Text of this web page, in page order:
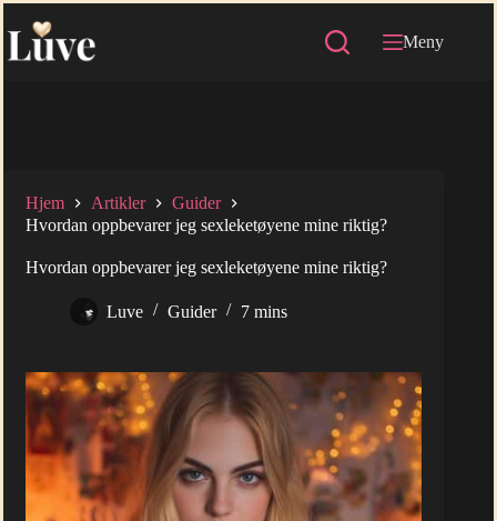
til
innholdet
Meny
Hjem Artikler
Guider
Hvordan oppbevarer jeg sexleketøyene mine riktig?
Hvordan oppbevarer jeg sexleketøyene mine riktig?
Luve Guider 7 mins